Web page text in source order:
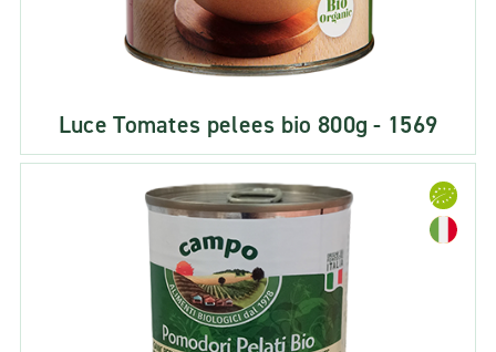
Luce Tomates pelees bio 800g - 1569